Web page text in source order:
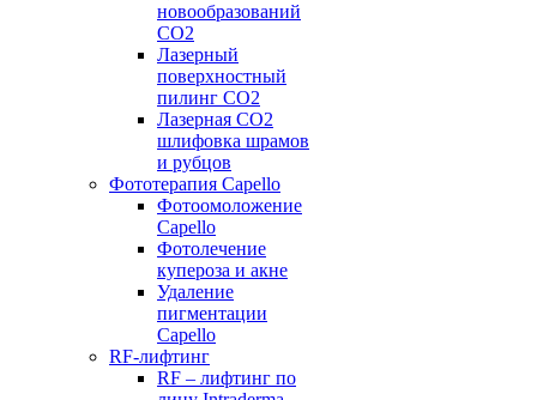
новообразований
CO2
Лазерный
поверхностный
пилинг СО2
Лазерная CO2
шлифовка шрамов
и рубцов
Фототерапия Capello
Фотоомоложение
Capello
Фотолечение
купероза и акне
Удаление
пигментации
Capello
RF-лифтинг
RF – лифтинг по